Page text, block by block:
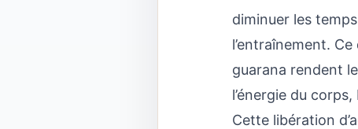
diminuer les
l’entraînement.
guarana rendent
l’énergie du
Cette libération